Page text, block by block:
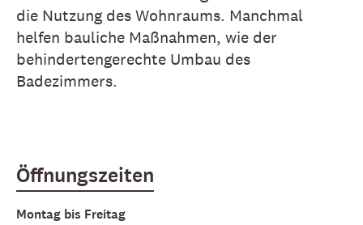
die Nutzung des Wohnraums. Manchmal
helfen bauliche Maßnahmen, wie der
behindertengerechte Umbau des
Badezimmers.
Öffnungszeiten
Montag bis Freitag